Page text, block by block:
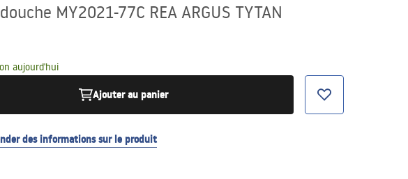
MY2021-77C REA ARGUS TYTAN
aujourd'hui
Ajouter au panier
des informations sur le produit